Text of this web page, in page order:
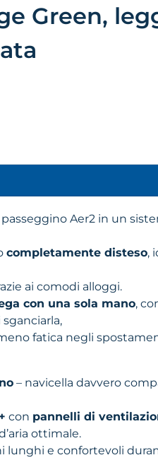
Green,
Aer2 in un
completamente disteso,
ai comodi alloggi.
con una sola mano,
fatica negli
– navicella davvero
con pannelli di
ottimale.
lunghi e confortevoli